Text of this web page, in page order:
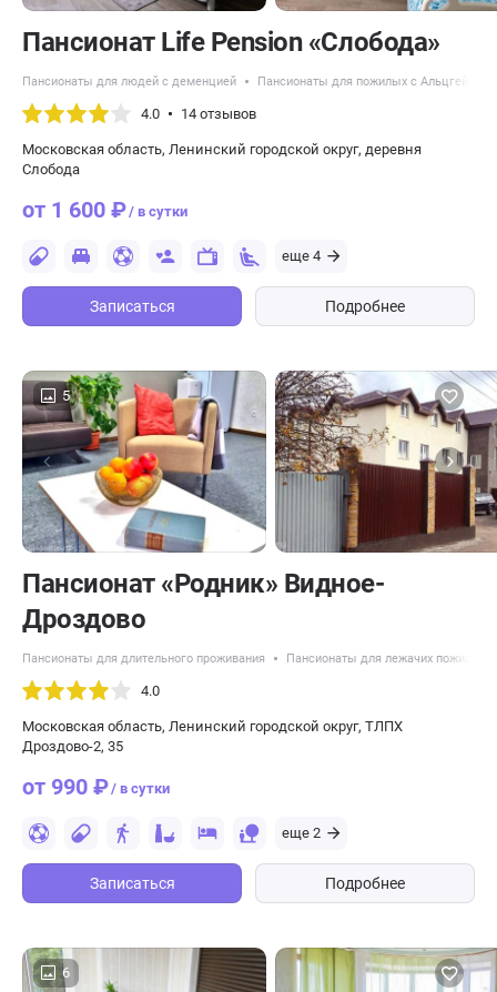
Пансионат Life Pension «Слобода»
Пансионаты для людей с деменцией Пансионаты для пожилых с
4.0 14 отзывов
Московская область, Ленинский городской округ, деревня
Слобода
от 1 600 ₽/ в сутки
еще 4
Записаться Подробнее
5
Пансионат «Родник» Видное-
Дроздово
Пансионаты для длительного проживания Пансионаты для лежачих пожилых
4.0
Московская область, Ленинский городской округ, ТЛПХ
Дроздово-2, 35
от 990 ₽/ в сутки
еще 2
Записаться Подробнее
6